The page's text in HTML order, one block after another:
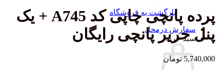
بازگشت به فروشگاه
سفارش درمحل
سبد خرید
پرده پانچی چاپی کد A745 + یک
پنل حریر پانچی رایگان
5,740,000 تومان